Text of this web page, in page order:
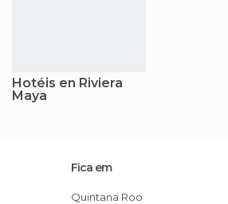
Hotéis en Riviera
Maya
Fica em
Quintana Roo